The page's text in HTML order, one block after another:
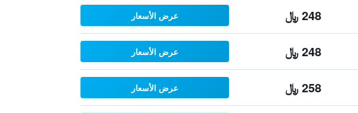
248 ﷼ عرض الأسعار
248 ﷼ عرض الأسعار
258 ﷼ عرض الأسعار